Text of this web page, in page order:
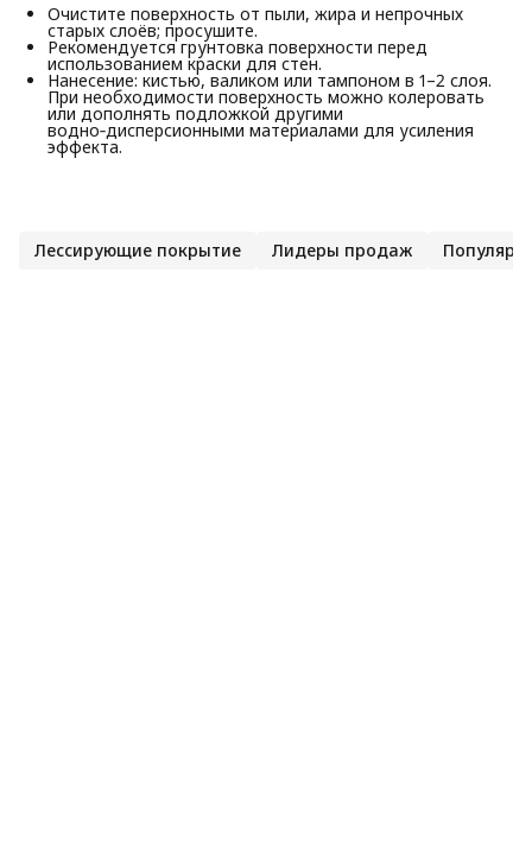
Очистите поверхность от пыли, жира и непрочных
старых слоёв; просушите.
Рекомендуется грунтовка поверхности перед
использованием краски для стен.
Нанесение: кистью, валиком или тампоном в 1–2 слоя.
При необходимости поверхность можно колеровать
или дополнять подложкой другими
водно‑дисперсионными материалами для усиления
эффекта.
Лессирующие покрытие Лидеры продаж